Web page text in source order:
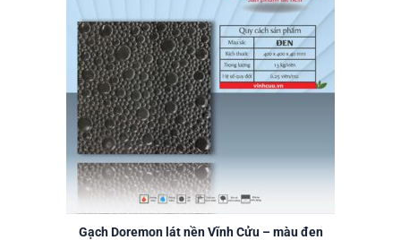
Gạch Doremon lát nền Vĩnh Cửu – màu đen